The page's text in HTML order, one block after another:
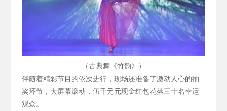
（古典舞《竹韵》）
伴随着精彩节目的依次进行，现场还准备了激动人心的抽
奖环节，大屏幕滚动，伍千元元现金红包花落三十名幸运
观众。